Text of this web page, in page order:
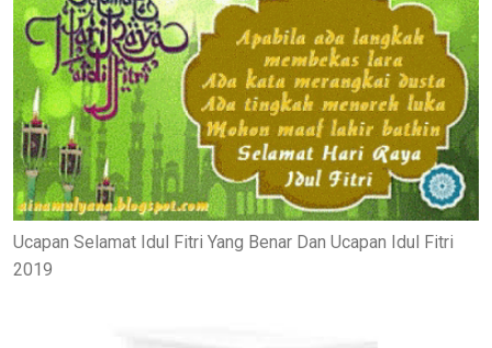
Ucapan Selamat Idul Fitri Yang Benar Dan Ucapan Idul Fitri
2019